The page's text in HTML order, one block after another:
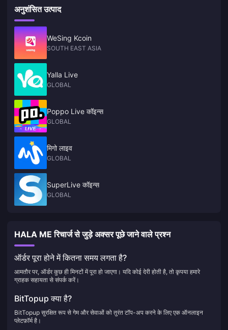
अनुशंसित उत्पाद
WeSing Kcoin
SOUTH EAST ASIA
Yalla Live
GLOBAL
Poppo Live कॉइन्स
GLOBAL
मिगो लाइव
GLOBAL
SuperLive कॉइन्स
GLOBAL
HALA ME रिचार्ज से जुड़े अक्सर पूछे जाने वाले प्रश्न
ऑर्डर पूरा होने में कितना समय लगता है?
आमतौर पर, ऑर्डर कुछ ही मिनटों में पूरा हो जाएगा। यदि कोई देरी होती है, तो कृपया हमारे
ग्राहक सहायता से संपर्क करें।
BitTopup क्या है?
BitTopup सुरक्षित रूप से गेम और सेवाओं को तुरंत टॉप-अप करने के लिए एक ऑनलाइन
प्लेटफ़ॉर्म है।